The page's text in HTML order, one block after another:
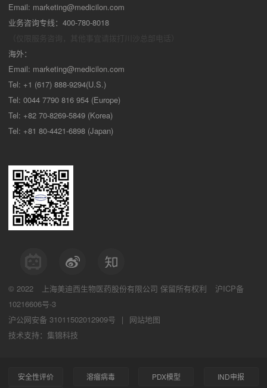
Email: marketing@medicilon.com
业务咨询专线：400-780-8018
海外：
Email: marketing@medicilon.com
Tel: +1 (617) 888-9294(U.S.)
Tel: 0044 7790 816 954 (Europe)
Tel: +82 70-8269-5849 (Korea)
Tel: +81 80-4421-6898 (Japan)
© 2022 上海美迪西生物医药股份有限公司 保留所有权利
沪ICP备
10216606号-3
沪公网安备 31011502012909号
|
网站地图
技术支持：集锦科技
安全性评价 溶瘤病毒 PDX模型 IND申报